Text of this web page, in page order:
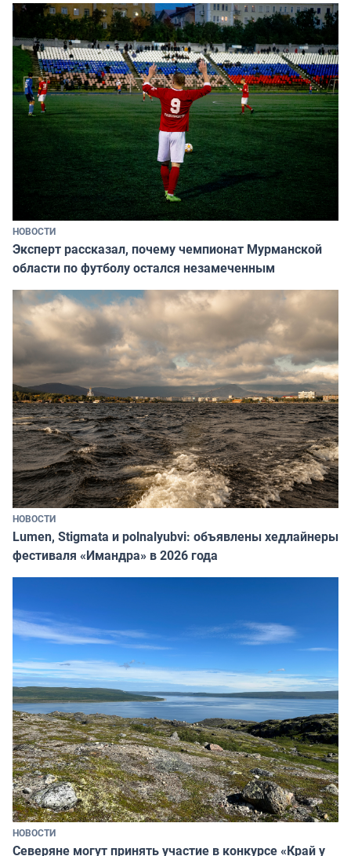
НОВОСТИ
Эксперт рассказал, почему чемпионат Мурманской
области по футболу остался незамеченным
НОВОСТИ
Lumen, Stigmata и polnalyubvi: объявлены хедлайнеры
фестиваля «Имандра» в 2026 года
НОВОСТИ
Северяне могут принять участие в конкурсе «Край у